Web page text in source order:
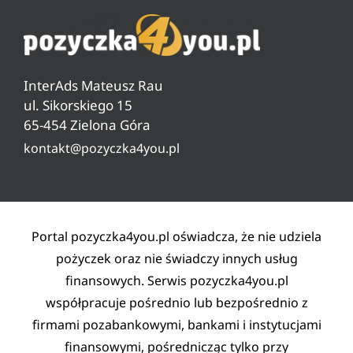
Jak sprawdzić zadłużenie w ZUS
Czyszczenie BIG, KRD, ERIF
Ranking darmowych pożyczek
Ranking pożyczek od 18 lat
Pytania i odpowiedzi
Ryzyko w pożyczaniu
Lista partnerów
Polityka prywatności
InterAds Mateusz Rau
ul. Sikorskiego 15
65-454 Zielona Góra
kontakt@pozyczka4you.pl
Portal pozyczka4you.pl oświadcza, że nie udziela
pożyczek oraz nie świadczy innych usług
finansowych. Serwis pozyczka4you.pl
współpracuje pośrednio lub bezpośrednio z
firmami pozabankowymi, bankami i instytucjami
finansowymi, pośrednicząc tylko przy